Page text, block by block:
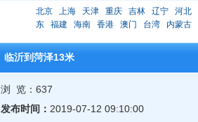
北京 上海 天津 重庆 吉林 辽宁 河北
东
福建 海南 香港 澳门 台湾 内蒙古
临沂到菏泽13米
浏 览：637
发布时间： 2019-07-12 09:10:00